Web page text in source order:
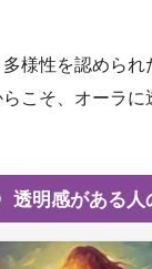
様性を認められ
こそ、オーラに
透明感がある人